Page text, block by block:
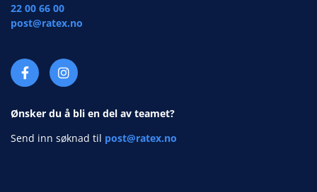
22 00 66 00
post@ratex.no
Ønsker du å bli en del av teamet?
Send inn søknad til post@ratex.no